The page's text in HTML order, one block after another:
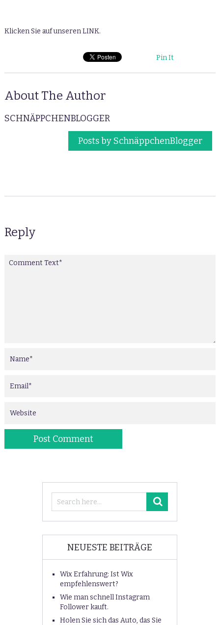
Klicken Sie auf unseren LINK.
Pin It
About The Author
SCHNÄPPCHENBLOGGER
Posts by SchnäppchenBlogger
Reply
NEUESTE BEITRÄGE
Wix Erfahrung: Ist Wix
empfehlenswert?
Wie man schnell Instagram
Follower kauft.
Holen Sie sich das Auto, das Sie